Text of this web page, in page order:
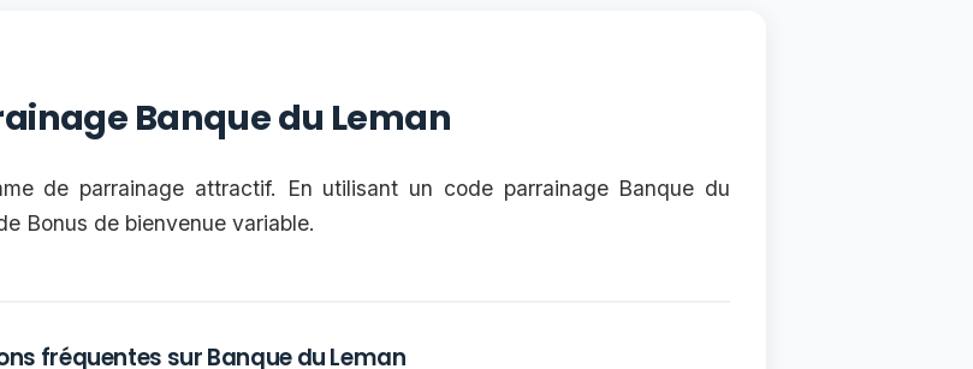
Banque du Leman
de parrainage attractif. En utilisant un code parrainage Banque du
Bonus de bienvenue variable.
fréquentes sur Banque du Leman